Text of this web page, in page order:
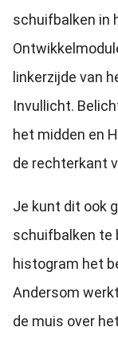
schuifbalken in
linkerzijde van
Invullicht.
het midden en
de rechterkant
Je kunt dit ook
schuifbalken te
histogram het
Andersom
de muis over